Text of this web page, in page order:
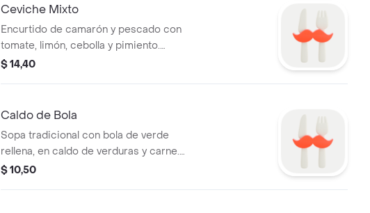
Ceviche Mixto
Encurtido de camarón y pescado con
tomate, limón, cebolla y pimiento.
acompañado de chifles y aguacate.
$ 14,40
Caldo de Bola
Sopa tradicional con bola de verde
rellena, en caldo de verduras y carne.
acompañada de aguacate y porción de
$ 10,50